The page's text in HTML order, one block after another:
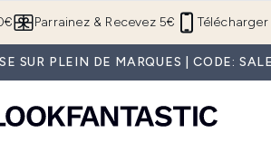
Passer au contenu principal
Télécharger
Parrainez & Recevez 5€
SUR PLEIN DE MARQUES | CODE: